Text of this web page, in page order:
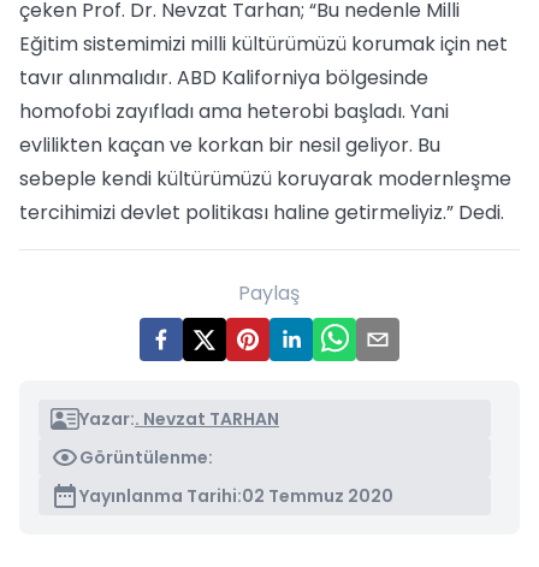
çeken Prof. Dr. Nevzat Tarhan; “Bu nedenle Milli
Eğitim sistemimizi milli kültürümüzü korumak için net
tavır alınmalıdır. ABD Kaliforniya bölgesinde
homofobi zayıfladı ama heterobi başladı. Yani
evlilikten kaçan ve korkan bir nesil geliyor. Bu
sebeple kendi kültürümüzü koruyarak modernleşme
tercihimizi devlet politikası haline getirmeliyiz.” Dedi.
Paylaş
Yazar:. Nevzat TARHAN
Görüntülenme:
Yayınlanma Tarihi:02 Temmuz 2020